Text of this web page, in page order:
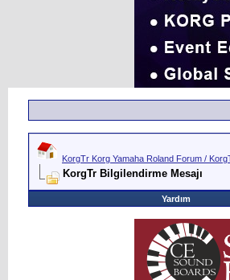
KorgTr Korg Yamaha Roland Forum /
KorgTr Bilgilendirme Mesajı
Yardım